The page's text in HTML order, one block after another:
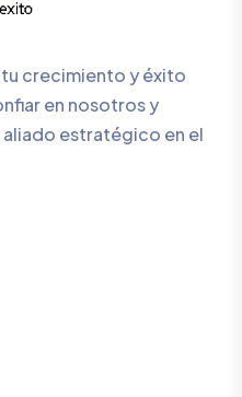
tu crecimiento y éxito
en nosotros y
estratégico en el